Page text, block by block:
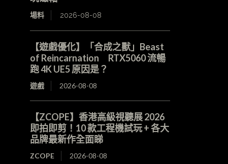
場料 2026-08-08
【遊戲優化】「合成之獸」Beast
of Reincarnation RTX5060 流暢
跑 4K UE5 原因是？
遊戲 2026-08-08
【ZCOPE】香港高級視聽展 2026
即拍即剪！10 款工程機試玩 + 各大
品牌最新作全面睇
ZCOPE 2026-08-08